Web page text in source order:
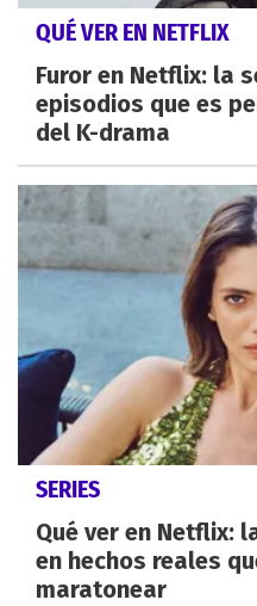
QUÉ VER EN NETFLIX
Furor en Netflix: la
episodios que es
del K-drama
SERIES
Qué ver en Netflix:
en hechos reales
maratonear